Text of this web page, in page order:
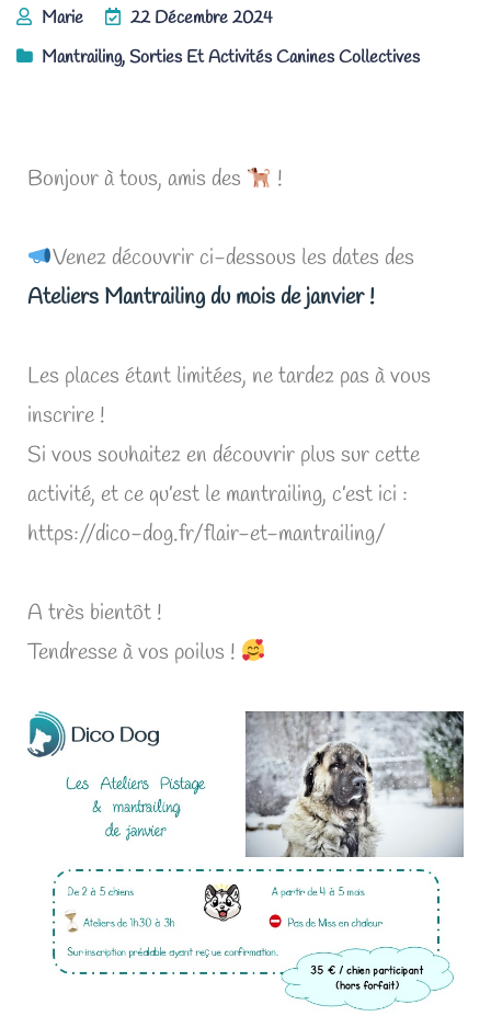
Marie
22 Décembre 2024
Mantrailing,Sorties Et Activités Canines Collectives
Bonjour à tous, amis des !
Venez découvrir ci-dessous les dates des
Ateliers Mantrailing du mois de janvier !
Les places étant limitées, ne tardez pas à vous
inscrire !
Si vous souhaitez en découvrir plus sur cette
activité, et ce qu’est le mantrailing, c’est ici :
https://dico-dog.fr/flair-et-mantrailing/
A très bientôt !
Tendresse à vos poilus !